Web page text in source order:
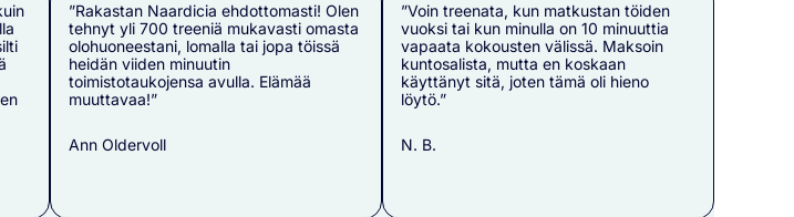
”Rakastan Naardicia ehdottomasti! Olen
tehnyt yli 700 treeniä mukavasti omasta
olohuoneestani, lomalla tai jopa töissä
heidän viiden minuutin
toimistotaukojensa avulla. Elämää
muuttavaa!”
Ann Oldervoll
”Voin treenata, kun matkustan töiden
vuoksi tai kun minulla on 10 minuuttia
vapaata kokousten välissä. Maksoin
kuntosalista, mutta en koskaan
käyttänyt sitä, joten tämä oli hieno
löytö.”
N. B.